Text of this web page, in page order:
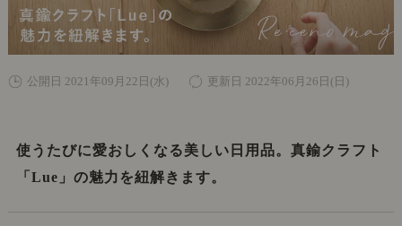
公開日 2021年09月22日(水) 更新日 2022年06月26日(日)
使うたびに愛おしくなる美しい日用品。真鍮クラフト
「Lue」の魅力を紐解きます。